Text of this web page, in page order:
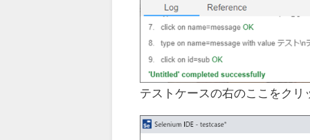
テストケースの右のここをクリ